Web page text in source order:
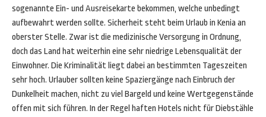
sogenannte Ein- und Ausreisekarte bekommen, welche unbedingt
aufbewahrt werden sollte. Sicherheit steht beim Urlaub in Kenia an
oberster Stelle. Zwar ist die medizinische Versorgung in Ordnung,
doch das Land hat weiterhin eine sehr niedrige Lebensqualität der
Einwohner. Die Kriminalität liegt dabei an bestimmten Tageszeiten
sehr hoch. Urlauber sollten keine Spaziergänge nach Einbruch der
Dunkelheit machen, nicht zu viel Bargeld und keine Wertgegenstände
offen mit sich führen. In der Regel haften Hotels nicht für Diebstähle